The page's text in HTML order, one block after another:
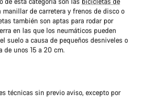
manillar de carretera y frenos de disco o
también son aptas para rodar por
en las que los neumáticos pueden
suelo a causa de pequeños desniveles o
de unos 15 a 20 cm.
técnicas sin previo aviso, excepto por